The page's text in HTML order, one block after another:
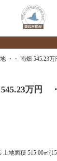
検索物件の詳
****
・・ 南畑 545.23
万円
地面積 515.00㎡